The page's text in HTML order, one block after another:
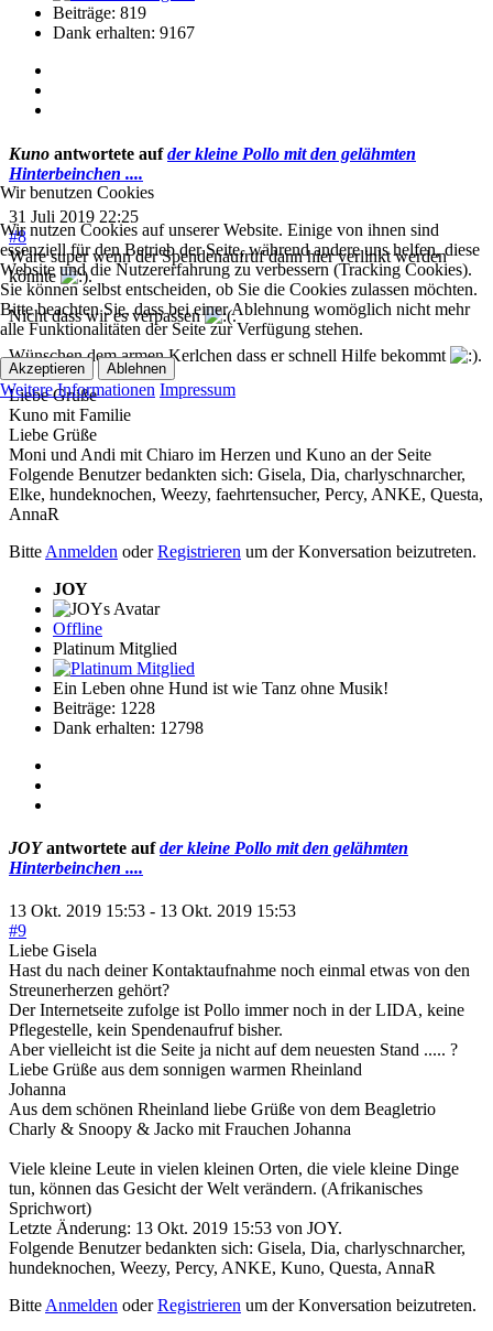
Beiträge: 819
Dank erhalten: 9167
Kuno antwortete aufder kleine Pollo mit den gelähmten
Hinterbeinchen ....
31 Juli 2019 22:25
#8
Wäre super wenn der Spendenaufruf dann hier verlinkt werden
könnte
.
Nicht dass wir es verpassen .
Wünschen dem armen Kerlchen dass er schnell Hilfe bekommt .
Liebe Grüße
Kuno mit Familie
Liebe Grüße
Moni und Andi mit Chiaro im Herzen und Kuno an der Seite
Folgende Benutzer bedankten sich: Gisela, Dia, charlyschnarcher,
Elke, hundeknochen, Weezy, faehrtensucher, Percy, ANKE, Questa,
AnnaR
Bitte Anmelden oderRegistrieren um der Konversation beizutreten.
JOY
Offline
Platinum Mitglied
Ein Leben ohne Hund ist wie Tanz ohne Musik!
Beiträge: 1228
Dank erhalten: 12798
JOYantwortete aufder kleine Pollo mit den gelähmten
Hinterbeinchen ....
13 Okt. 2019 15:53 - 13 Okt. 2019 15:53
#9
Liebe Gisela
Hast du nach deiner Kontaktaufnahme noch einmal etwas von den
Streunerherzen gehört?
Der Internetseite zufolge ist Pollo immer noch in der LIDA, keine
Pflegestelle, kein Spendenaufruf bisher.
Aber vielleicht ist die Seite ja nicht auf dem neuesten Stand ..... ?
Liebe Grüße aus dem sonnigen warmen Rheinland
Johanna
Aus dem schönen Rheinland liebe Grüße von dem Beagletrio
Charly & Snoopy & Jacko mit Frauchen Johanna
Viele kleine Leute in vielen kleinen Orten, die viele kleine Dinge
tun, können das Gesicht der Welt verändern. (Afrikanisches
Sprichwort)
Letzte Änderung: 13 Okt. 2019 15:53 von JOY.
Folgende Benutzer bedankten sich: Gisela, Dia, charlyschnarcher,
hundeknochen, Weezy, Percy, ANKE, Kuno, Questa, AnnaR
BitteAnmelden oderRegistrieren um der Konversation beizutreten.
Wir benutzen Cookies
Wir nutzen Cookies auf unserer Website. Einige von ihnen sind
essenziell für den Betrieb der Seite, während andere uns helfen, diese
Website und die Nutzererfahrung zu verbessern (Tracking Cookies).
Sie können selbst entscheiden, ob Sie die Cookies zulassen möchten.
Bitte beachten Sie, dass bei einer Ablehnung womöglich nicht mehr
alle Funktionalitäten der Seite zur Verfügung stehen.
Akzeptieren Ablehnen
Weitere Informationen Impressum